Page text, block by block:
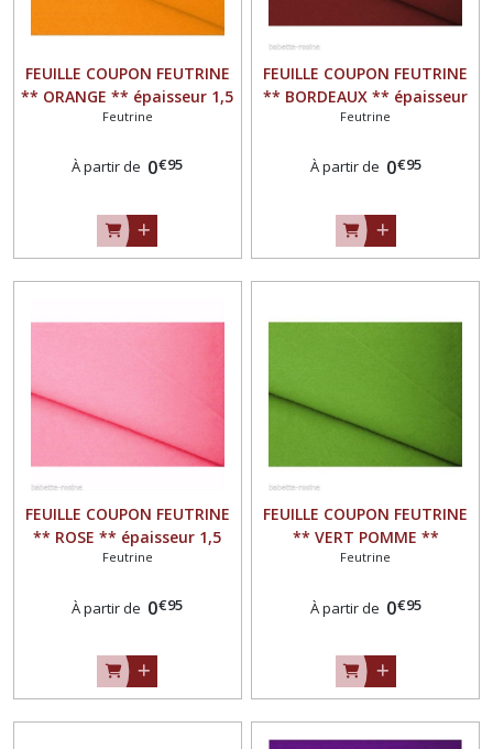
FEUILLE COUPON FEUTRINE
** ORANGE ** épaisseur 1,5
mm
Feutrine
À partir de 0€95
FEUILLE COUPON FEUTRINE
** BORDEAUX ** épaisseur
1,5 mm
Feutrine
À partir de 0€95
FEUILLE COUPON FEUTRINE
** ROSE ** épaisseur 1,5
mm
Feutrine
À partir de 0€95
FEUILLE COUPON FEUTRINE
** VERT POMME **
épaisseur 1,5 mm
Feutrine
À partir de 0€95